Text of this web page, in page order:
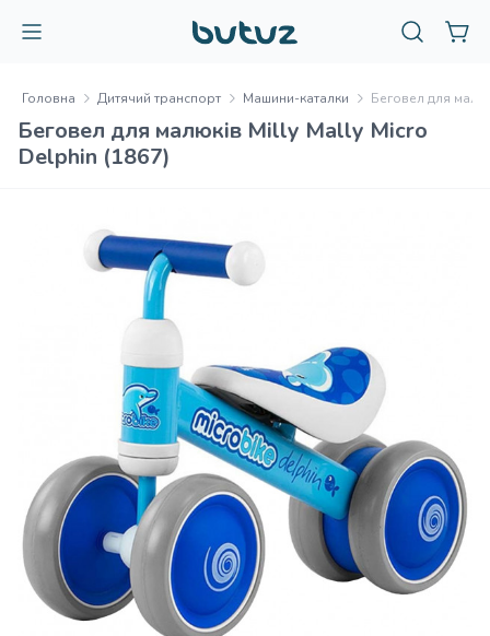
Головна Дитячий транспорт Машини-каталки Беговел для
Беговел для малюків Milly Mally Micro
Delphin (1867)